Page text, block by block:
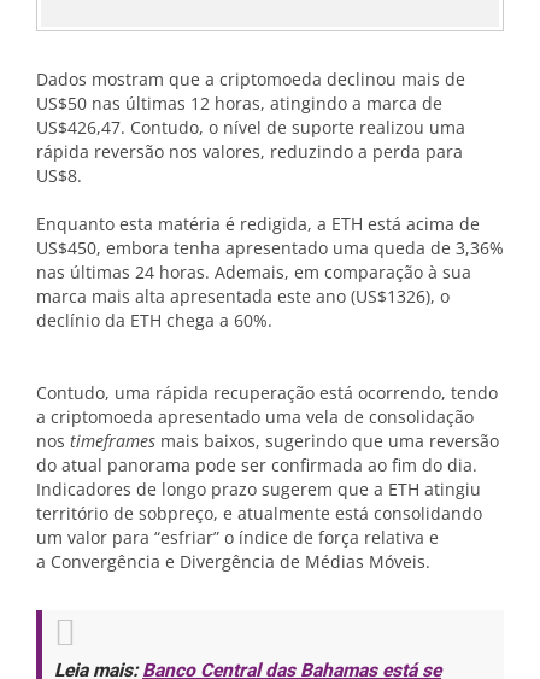
Dados mostram que a criptomoeda declinou mais de
US$50 nas últimas 12 horas, atingindo a marca de
US$426,47. Contudo, o nível de suporte realizou uma
rápida reversão nos valores, reduzindo a perda para
US$8.
Enquanto esta matéria é redigida, a ETH está acima de
US$450, embora tenha apresentado uma queda de 3,36%
nas últimas 24 horas. Ademais, em comparação à sua
marca mais alta apresentada este ano (US$1326), o
declínio da ETH chega a 60%.
Contudo, uma rápida recuperação está ocorrendo, tendo
a criptomoeda apresentado uma vela de consolidação
nos timeframes mais baixos, sugerindo que uma reversão
do atual panorama pode ser confirmada ao fim do dia.
Indicadores de longo prazo sugerem que a ETH atingiu
território de sobpreço, e atualmente está consolidando
um valor para “esfriar” o índice de força relativa e
a Convergência e Divergência de Médias Móveis.
Leia mais:Banco Central das Bahamas está se